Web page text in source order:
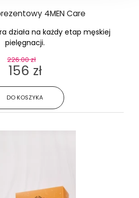
4MEN Care
działa na każdy etap męskiej
pielęgnacji.
DO KOSZYKA
226.00 zł
156 zł